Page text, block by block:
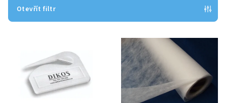
r
Otevřít filtr